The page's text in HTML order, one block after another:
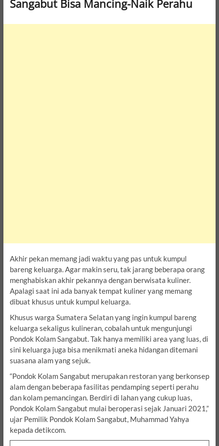
Sangabut Bisa Mancing-Naik Perahu
Akhir pekan memang jadi waktu yang pas untuk kumpul
bareng keluarga. Agar makin seru, tak jarang beberapa orang
menghabiskan akhir pekannya dengan berwisata kuliner.
Apalagi saat ini ada banyak tempat kuliner yang memang
dibuat khusus untuk kumpul keluarga.
Khusus warga Sumatera Selatan yang ingin kumpul bareng
keluarga sekaligus kulineran, cobalah untuk mengunjungi
Pondok Kolam Sangabut. Tak hanya memiliki area yang luas, di
sini keluarga juga bisa menikmati aneka hidangan ditemani
suasana alam yang sejuk.
“Pondok Kolam Sangabut merupakan restoran yang berkonsep
alam dengan beberapa fasilitas pendamping seperti perahu
dan kolam pemancingan. Berdiri di lahan yang cukup luas,
Pondok Kolam Sangabut mulai beroperasi sejak Januari 2021,”
ujar Pemilik Pondok Kolam Sangabut, Muhammad Yahya
kepada detikcom.